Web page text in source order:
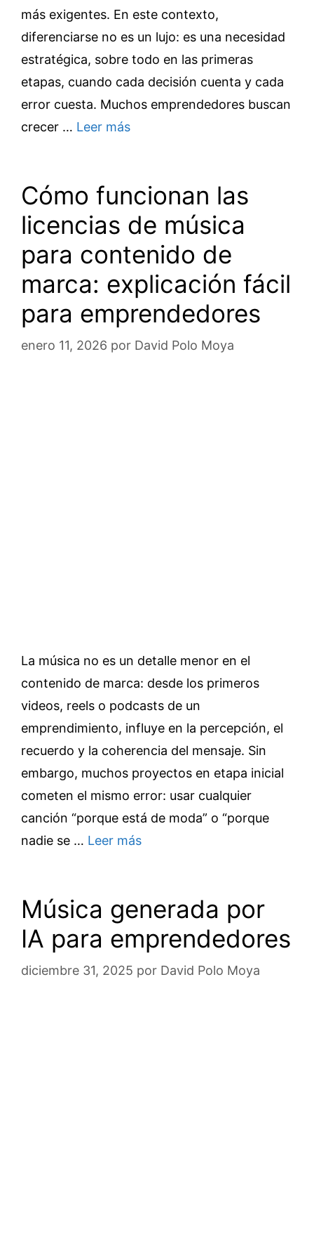
más exigentes. En este contexto,
diferenciarse no es un lujo: es una necesidad
estratégica, sobre todo en las primeras
etapas, cuando cada decisión cuenta y cada
error cuesta. Muchos emprendedores buscan
crecer … Leer más
Cómo funcionan las
licencias de música
para contenido de
marca: explicación fácil
para emprendedores
enero 11, 2026 por David Polo Moya
La música no es un detalle menor en el
contenido de marca: desde los primeros
videos, reels o podcasts de un
emprendimiento, influye en la percepción, el
recuerdo y la coherencia del mensaje. Sin
embargo, muchos proyectos en etapa inicial
cometen el mismo error: usar cualquier
canción “porque está de moda” o “porque
nadie se … Leer más
Música generada por
IA para emprendedores
diciembre 31, 2025 por David Polo Moya